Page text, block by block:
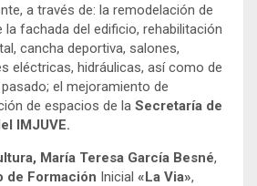
a través de: la remodelación de
la fachada del edificio, rehabilitación
cancha deportiva, salones,
eléctricas, hidráulicas, así como de
el mejoramiento de
de espacios de la Secretaría de
IMJUVE.
María Teresa García Besné,
de Formación Inicial «La Via»,